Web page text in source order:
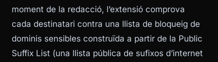
moment de la redacció, l’extensió comprova
cada destinatari contra una llista de bloqueig de
dominis sensibles construïda a partir de la Public
Suffix List (una llista pública de sufixos d’internet